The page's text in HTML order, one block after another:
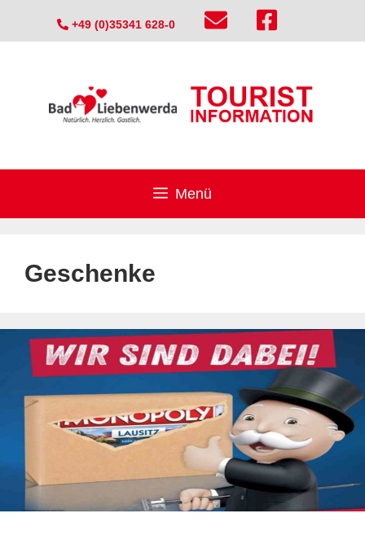
+49 (0)35341 628-0
Menü
Geschenke